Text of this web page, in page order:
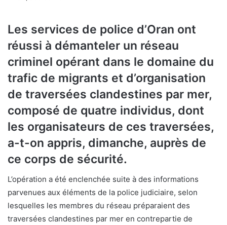
Les services de police d’Oran ont
réussi à démanteler un réseau
criminel opérant dans le domaine du
trafic de migrants et d’organisation
de traversées clandestines par mer,
composé de quatre individus, dont
les organisateurs de ces traversées,
a-t-on appris, dimanche, auprès de
ce corps de sécurité.
L’opération a été enclenchée suite à des informations
parvenues aux éléments de la police judiciaire, selon
lesquelles les membres du réseau préparaient des
traversées clandestines par mer en contrepartie de